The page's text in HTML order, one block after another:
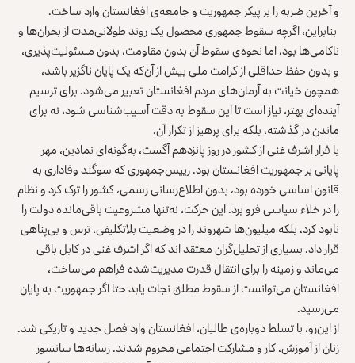
و آخرین ضربه را بر پیکر جمهوریت و جامعه‌ی افغانستان وارد ساخت.
بنابراین، اگرچه سقوط جمهوری محصول یک روند طولانی‌مدت از بحران‌ها و
ناکامی‌ها بود، اما نحوه‌ی سقوط آن بدون مقاومت، بدون مسئولیت‌پذیری،
و بدون حفظ حداقلی از کرامت ملی بیش از آن‌که یک پایان ناگزیر باشد،
همچون خیانت به آرمان‌های مردم افغانستان تعبیر می‌شود. برای ترسیم
آینده‌ای بهتر، نیاز است تا این سقوط به‌ دقت آسیب‌شناسی شود، نه برای
ماندن در گذشته، بلکه برای پرهیز از تکرار آن.
با فرار اشرف غنی از کشور در روز پانزدهم آگست، به‌گونه‌ای نمادین، مهر
پایانی بر جمهوریت افغانستان بود. رییس‌جمهوری که سوگند وفاداری به
قانون اساسی خورده بود، بدون اطلاع‌رسانی رسمی، کشور را ترک کرد و نظام
را در خلاء سیاسی فرو برد. این حرکت، نه‌تنها مشروعیت باقی‌مانده دولت را
نابود کرد، بلکه میلیون‌ها شهروند را در وضعیت بلاتکلیفی، ترس و بی‌پناهی
قرار داد. بسیاری از تحلیل‌گران معتقد اند که اگر اشرف غنی در کابل باقی
می‌ماند و زمینه را برای انتقال قدرت مدیریت‌شده فراهم می‌ساخت،
افغانستان می‌توانست از سقوط مطلق نجات یابد حتا اگر جمهوریت به پایان
می‌رسید.
از این‌رو، با تسلط دوباره‌ی طالبان، افغانستان وارد فصل جدید و تاریکی شد.
زنان از آموزش، کار و مشارکت اجتماعی محروم شدند. رسانه‌ها سانسور